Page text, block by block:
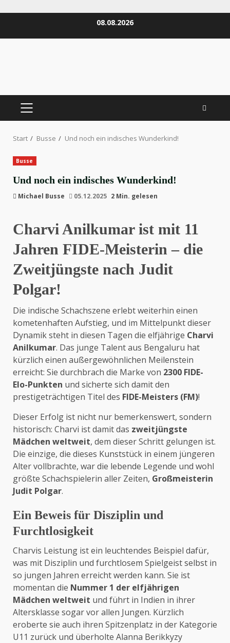
08.08.2026
PRIMÄRES
Start Busse Und noch ein indisches Wunderkind!
Busse
Und noch ein indisches Wunderkind!
Michael Busse 05.12.2025 2 Min. gelesen
Charvi Anilkumar ist mit 11
Jahren FIDE-Meisterin – die
Zweitjüngste nach Judit
Polgar!
Die indische Schachszene erlebt weiterhin einen
kometenhaften Aufstieg, und im Mittelpunkt dieser
Dynamik steht in diesen Tagen die elfjährige Charvi
Anilkumar. Das junge Talent aus Bengaluru hat
kürzlich einen außergewöhnlichen Meilenstein
erreicht: Sie durchbrach die Marke von 2300 FIDE-
Elo-Punkten und sicherte sich damit den
prestigeträchtigen Titel des FIDE-Meisters (FM)!
Dieser Erfolg ist nicht nur bemerkenswert, sondern
historisch: Charvi ist damit das zweitjüngste
Mädchen weltweit, dem dieser Schritt gelungen ist.
Die einzige, die dieses Kunststück in einem jüngeren
Alter vollbrachte, war die lebende Legende und wohl
größte Schachspielerin aller Zeiten, Großmeisterin
Judit Polgar.
Ein Beweis für Disziplin und
Furchtlosigkeit
Charvis Leistung ist ein leuchtendes Beispiel dafür,
was mit Disziplin und furchtlosem Spielgeist selbst in
so jungen Jahren erreicht werden kann. Sie ist
momentan die Nummer 1 der elfjährigen
Mädchen weltweit und führt in Indien in ihrer
Altersklasse sogar vor allen Jungen. Kürzlich
eroberte sie auch ihren Spitzenplatz in der Kategorie
U11 zurück und überholte Alanna Berikkyzy